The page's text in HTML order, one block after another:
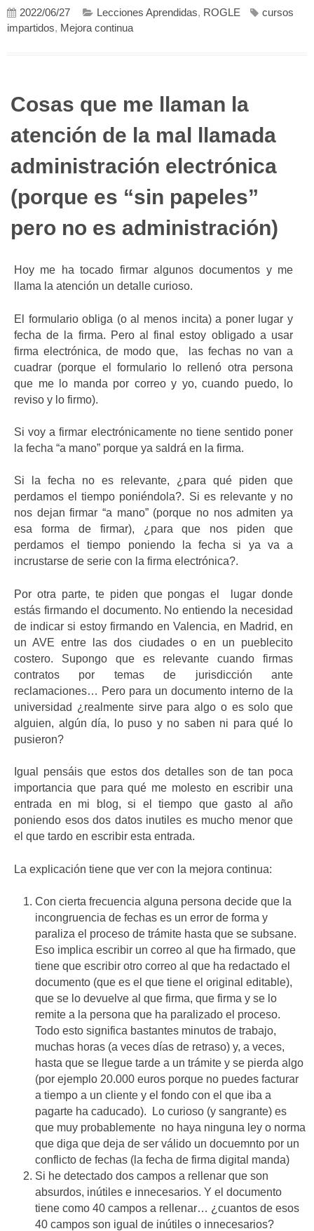
2022/06/27 Lecciones Aprendidas, ROGLE
cursos
impartidos, Mejora continua
Cosas que me llaman la
atención de la mal llamada
administración electrónica
(porque es “sin papeles”
pero no es administración)
Hoy me ha tocado firmar algunos documentos y me
llama la atención un detalle curioso.
El formulario obliga (o al menos incita) a poner lugar y
fecha de la firma. Pero al final estoy obligado a usar
firma electrónica, de modo que, las fechas no van a
cuadrar (porque el formulario lo rellenó otra persona
que me lo manda por correo y yo, cuando puedo, lo
reviso y lo firmo).
Si voy a firmar electrónicamente no tiene sentido poner
la fecha “a mano” porque ya saldrá en la firma.
Si la fecha no es relevante, ¿para qué piden que
perdamos el tiempo poniéndola?. Si es relevante y no
nos dejan firmar “a mano” (porque no nos admiten ya
esa forma de firmar), ¿para que nos piden que
perdamos el tiempo poniendo la fecha si ya va a
incrustarse de serie con la firma electrónica?.
Por otra parte, te piden que pongas el lugar donde
estás firmando el documento. No entiendo la necesidad
de indicar si estoy firmando en Valencia, en Madrid, en
un AVE entre las dos ciudades o en un pueblecito
costero. Supongo que es relevante cuando firmas
contratos por temas de jurisdicción ante
reclamaciones… Pero para un documento interno de la
universidad ¿realmente sirve para algo o es solo que
alguien, algún día, lo puso y no saben ni para qué lo
pusieron?
Igual pensáis que estos dos detalles son de tan poca
importancia que para qué me molesto en escribir una
entrada en mi blog, si el tiempo que gasto al año
poniendo esos dos datos inutiles es mucho menor que
el que tardo en escribir esta entrada.
La explicación tiene que ver con la mejora continua:
Con cierta frecuencia alguna persona decide que la
incongruencia de fechas es un error de forma y
paraliza el proceso de trámite hasta que se subsane.
Eso implica escribir un correo al que ha firmado, que
tiene que escribir otro correo al que ha redactado el
documento (que es el que tiene el original editable),
que se lo devuelve al que firma, que firma y se lo
remite a la persona que ha paralizado el proceso.
Todo esto significa bastantes minutos de trabajo,
muchas horas (a veces días de retraso) y, a veces,
hasta que se llegue tarde a un trámite y se pierda algo
(por ejemplo 20.000 euros porque no puedes facturar
a tiempo a un cliente y el fondo con el que iba a
pagarte ha caducado). Lo curioso (y sangrante) es
que muy probablemente no haya ninguna ley o norma
que diga que deja de ser válido un docuemnto por un
conflicto de fechas (la fecha de firma digital manda)
Si he detectado dos campos a rellenar que son
absurdos, inútiles e innecesarios. Y el documento
tiene como 40 campos a rellenar… ¿cuantos de esos
40 campos son igual de inútiles o innecesarios?